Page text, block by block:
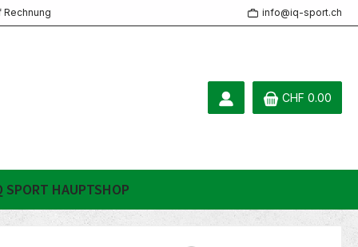
Rechnung info@iq-sport.ch
CHF 0.00
SPORT HAUPTSHOP